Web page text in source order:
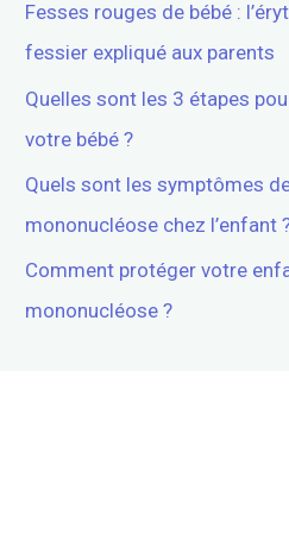
Fesses rouges de bébé :
fessier expliqué aux parents
Quelles sont les 3 étapes
votre bébé ?
Quels sont les symptômes
mononucléose chez l’enfant
Comment protéger votre
mononucléose ?